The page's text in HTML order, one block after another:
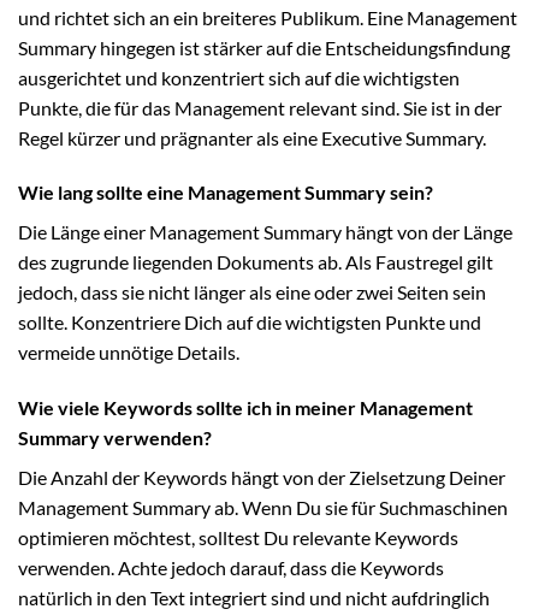
und richtet sich an ein breiteres Publikum. Eine Management
Summary hingegen ist stärker auf die Entscheidungsfindung
ausgerichtet und konzentriert sich auf die wichtigsten
Punkte, die für das Management relevant sind. Sie ist in der
Regel kürzer und prägnanter als eine Executive Summary.
Wie lang sollte eine Management Summary sein?
Die Länge einer Management Summary hängt von der Länge
des zugrunde liegenden Dokuments ab. Als Faustregel gilt
jedoch, dass sie nicht länger als eine oder zwei Seiten sein
sollte. Konzentriere Dich auf die wichtigsten Punkte und
vermeide unnötige Details.
Wie viele Keywords sollte ich in meiner Management
Summary verwenden?
Die Anzahl der Keywords hängt von der Zielsetzung Deiner
Management Summary ab. Wenn Du sie für Suchmaschinen
optimieren möchtest, solltest Du relevante Keywords
verwenden. Achte jedoch darauf, dass die Keywords
natürlich in den Text integriert sind und nicht aufdringlich